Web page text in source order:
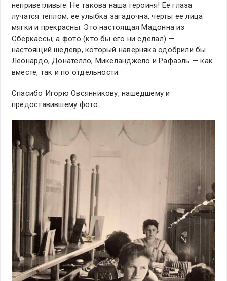
неприветливые. Не такова наша героиня! Ее глаза
лучатся теплом, ее улыбка загадочна, черты ее лица
мягки и прекрасны. Это настоящая Мадонна из
Сберкассы, а фото (кто бы его ни сделал) —
настоящий шедевр, который наверняка одобрили бы
Леонардо, Донателло, Микеланджело и Рафаэль — как
вместе, так и по отдельности.
Спасибо Игорю Овсянникову, нашедшему и
предоставившему фото.